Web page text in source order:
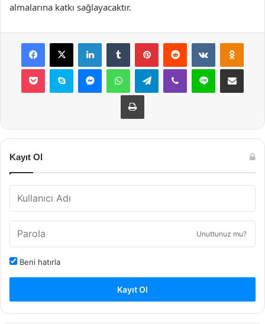
almalarına katkı sağlayacaktır.
Facebook
X LinkedInTumblr PinterestReddit VKontakte
Pocket Skype MessengerWhatsAppTelegramViber Line E-Posta ile
Yazdır
Kayıt Ol
Unuttunuz mu?
Beni hatırla
Kayıt Ol